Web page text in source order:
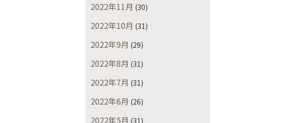
2022年11月 (30)
2022年10月 (31)
2022年9月 (29)
2022年8月 (31)
2022年7月 (31)
2022年6月 (26)
2022年5月 (31)